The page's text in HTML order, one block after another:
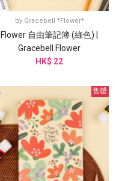
by Gracebell *Flower*
Flower 自由筆記簿 (綠色) |
Gracebell Flower
HK$ 22
售罄